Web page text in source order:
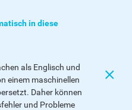
in diese
als Englisch und
einem maschinellen
Daher können
und Probleme